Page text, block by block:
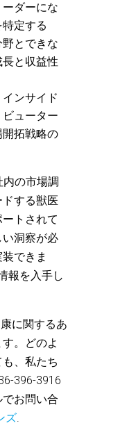
ダーにな
定する
とできな
と収益性
ンサイド
ューター
拓戦略の
の市場調
する獣医
トされて
洞察が必
できま
報を入手し
に関するあ
。どのよ
、私たち
396-3916
お問い合
ズ.